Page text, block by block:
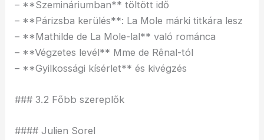
– **Szemináriumban** töltött idő
– **Párizsba kerülés**: La Mole márki titkára lesz
– **Mathilde de La Mole-lal** való románca
– **Végzetes levél** Mme de Rênal-tól
– **Gyilkossági kísérlet** és kivégzés
### 3.2 Főbb szereplők
#### Julien Sorel